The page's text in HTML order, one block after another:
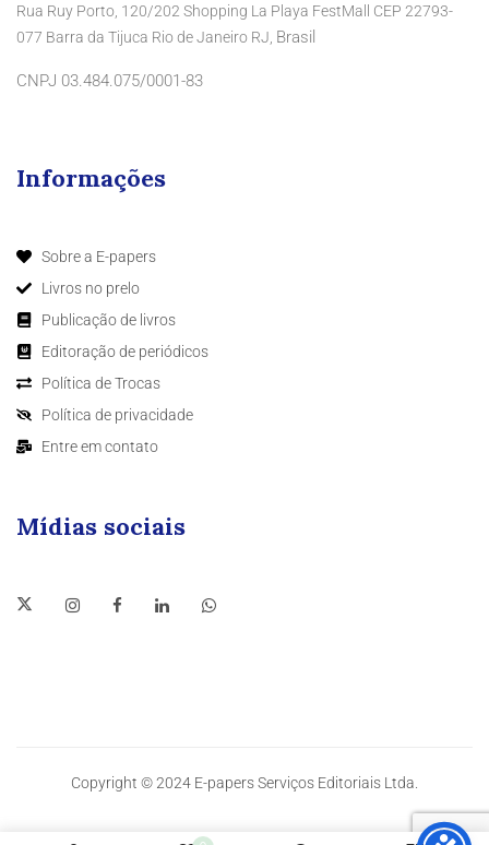
Rua Ruy Porto, 120/202 Shopping La Playa FestMall CEP 22793-
077 Barra da Tijuca Rio de Janeiro RJ, Brasil
CNPJ 03.484.075/0001-83
Informações
Sobre a E-papers
Livros no prelo
Publicação de livros
Editoração de periódicos
Política de Trocas
Política de privacidade
Entre em contato
Mídias sociais
Copyright © 2024 E-papers Serviços Editoriais Ltda.